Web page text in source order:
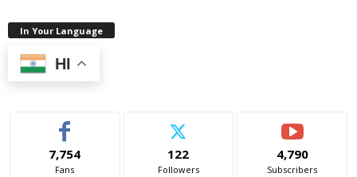
In Your Language
HI
7,754
Fans
122
Followers
4,790
Subscribers